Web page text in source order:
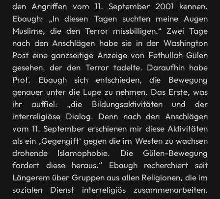
den Angriffen vom 11. September 2001 kennen.
Ebaugh: „In diesen Tagen suchten meine Augen
Muslime, die den Terror missbilligen.“ Zwei Tage
nach den Anschlägen habe sie in der Washington
Post eine ganzseitige Anzeige von Fethullah Gülen
gesehen, der den Terror tadelte. Daraufhin habe
Prof. Ebaugh sich entschieden, die Bewegung
genauer unter die Lupe zu nehmen. Das Erste, was
ihr auffiel: „die Bildungsaktivitäten und der
interreligiöse Dialog. Denn nach den Anschlägen
vom 11. September erschienen mir diese Aktivitäten
als ein ‚Gegengift‘ gegen die im Westen zu wachsen
drohende Islamophobie. Die Gülen-Bewegung
fordert diese heraus.“ Ebaugh recherchiert seit
Längerem über Gruppen aus allen Religionen, die im
sozialen Dienst interreligiös zusammenarbeiten.